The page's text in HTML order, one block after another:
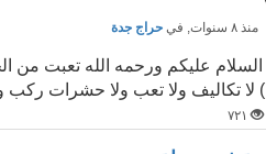
منذ ٨ سنوات , فيحراج جدة
السلام عليكم ورحمه الله تعبت
) لا تكاليف ولا تعب ولا حشرات
٧٢١